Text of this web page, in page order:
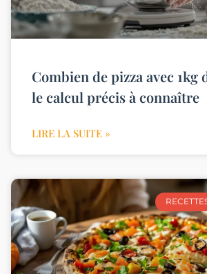
Combien de pizza avec 1kg
le calcul précis à connaître
LIRE LA SUITE »